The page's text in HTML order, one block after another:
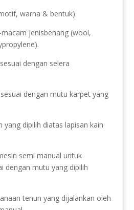
warna & bentuk).
jenisbenang (wool,
dengan selera
dengan mutu karpet yang
yang dipilih diatas lapisan kain
semi manual untuk
dengan mutu yang dipilih
tenun yang dijalankan oleh